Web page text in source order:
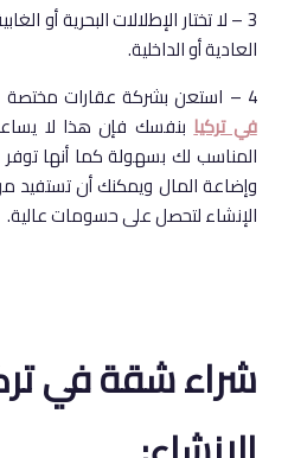
3 – لا تختار الإطلالات البحرية أو
العادية أو الداخلية.
4 – استعن بشركة عقارات مختصة وتجنب البحث عن
في تركيابنفسك فإن هذا لا
المناسب لك بسهولة كما أنها
وإضاعة المال ويمكنك أن تستفيد
الإنشاء لتحصل على حسومات عالية.
شراء شقة في